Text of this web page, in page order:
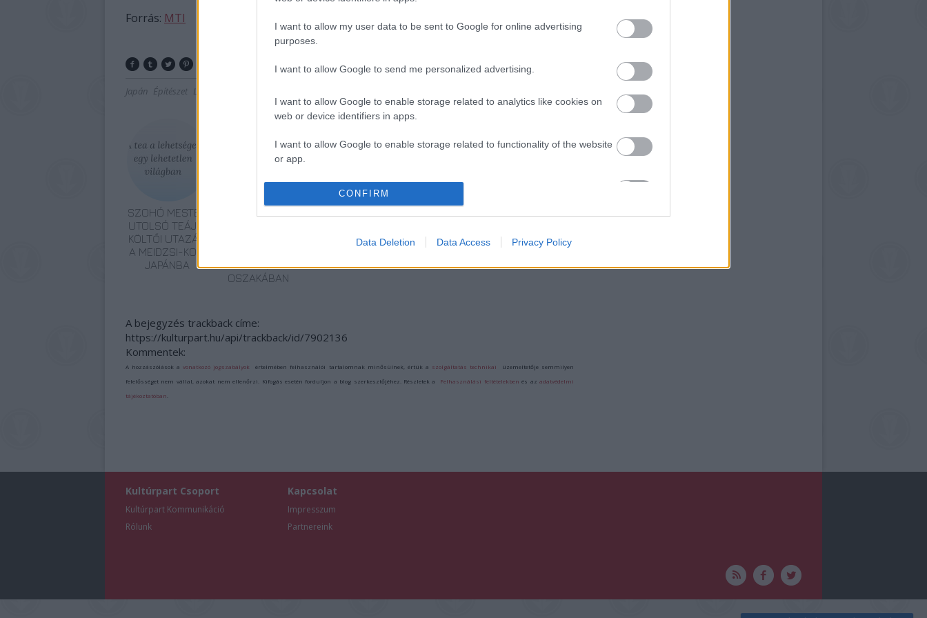
I want to allow my user data to be sent to Google for online advertising
purposes.
I want to allow Google to send me personalized advertising.
I want to allow Google to enable storage related to analytics like cookies on
web or device identifiers in apps.
I want to allow Google to enable storage related to functionality of the website
or app.
I want to allow Google to enable storage related to personalization.
I want to allow Google to enable storage related to security, including
authentication functionality and fraud prevention, and other user protection.
CONFIRM
Data Deletion Data Access Privacy Policy
Forrás: MTI
Japán Építészet Lavór
SZOHÓ MESTER
UTOLSÓ TEÁJA:
KÖLTŐI UTAZÁS
A MEIDZSI-KORI
JAPÁNBA
SIKERE
OSZAKÁBAN
A bejegyzés trackback címe:
https://kulturpart.hu/api/trackback/id/7902136
Kommentek:
A hozzászólások avonatkozó jogszabályok értelmében felhasználói tartalomnak minősülnek, értük a szolgáltatás technikai üzemeltetője semmilyen
felelősséget nem vállal, azokat nem ellenőrzi. Kifogás esetén forduljon a blog szerkesztőjéhez. Részletek a Felhasználási feltételekben és azadatvédelmi
tájékoztatóban
Kultúrpart Csoport
Kultúrpart Kommunikáció
Rólunk
Kapcsolat
Impresszum
Partnereink